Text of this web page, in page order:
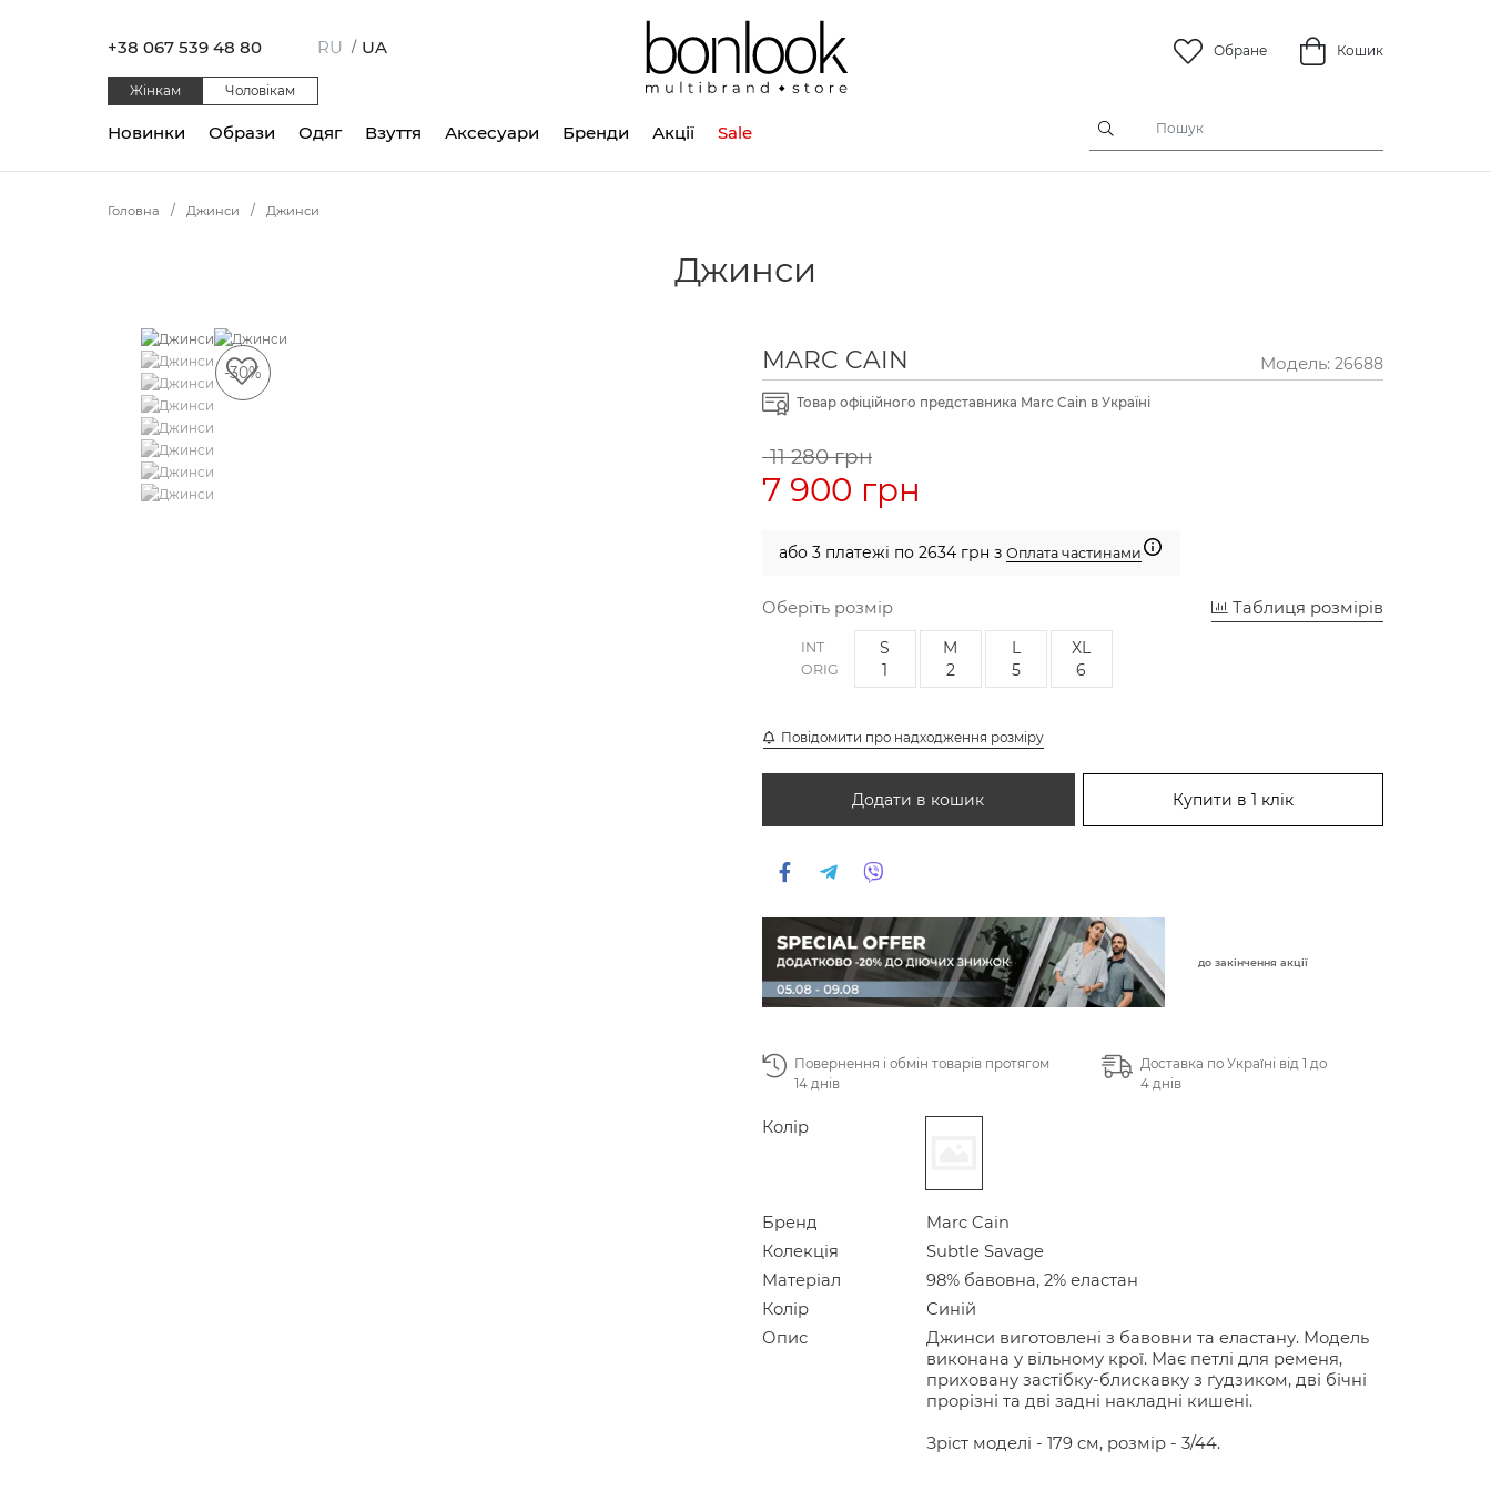
+38 067 539 48 80 RU / UA Обране Кошик
Жінкам Чоловікам
Одяг Взуття Аксесуари
Новинки Образи Бренди Акції Sale
Головна Джинси Джинси
Джинси
-30% MARC CAIN Модель: 26688
Товар офіційного представника Marc Cain в Україні
11 280 грн
7 900 грн
або 3 платежі по 2634 грн з Оплата частинами
Оберіть розмір Таблиця розмірів
INT
ORIG
S
1
M
2
L
5
XL
6
Повідомити про надходження розміру
Додати в кошик Купити в 1 клік
до закінчення акції
Повернення і обмін товарів протягом
14 днів
Доставка по Україні від 1 до
4 днів
Колір
Бренд
Marc Cain
Колекція
Subtle Savage
Матеріал
98% бавовна, 2% еластан
Колір
Синій
Опис
Джинси виготовлені з бавовни та еластану. Модель
виконана у вільному крої. Має петлі для ременя,
приховану застібку-блискавку з ґудзиком, дві бічні
прорізні та дві задні накладні кишені.
Зріст моделі - 179 см, розмір - 3/44.